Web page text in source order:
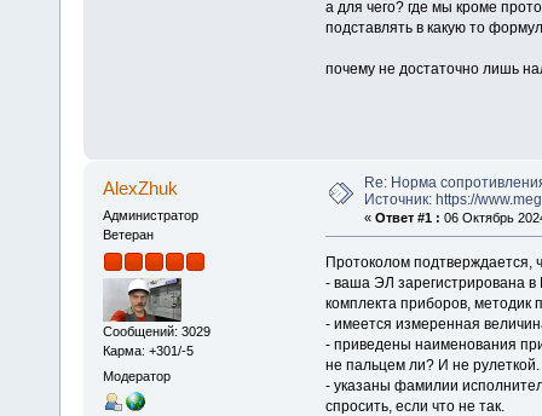
а для чего? где мы кроме
подставлять в какую то
почему не достаточно лишь
AlexZhuk
Администратор
Ветеран
Сообщений: 3029
Карма: +301/-5
Модератор
Re: Норма
Источник: https://
« Ответ #1 : 06 Октябрь
Протоколом подтверждается,
- ваша ЭЛ зарегистрирована в
комплекта приборов,
- имеется измеренная
- приведены наименования
не пальцем ли? И не рулеткой.
- указаны фамилии
спросить, если что не так.